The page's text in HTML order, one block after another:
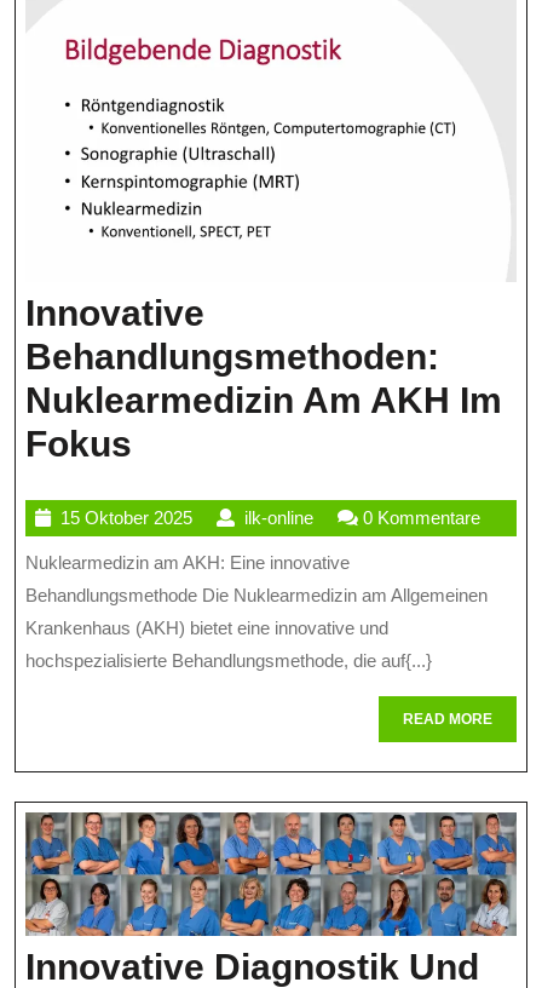
Innovative
Behandlungsmethoden:
Nuklearmedizin Am AKH Im
Fokus
Nuklearmedizin
Am
AKH
Im
15 Oktober 202515
Oktober
2025
ilk-onlineilk-
online
0 Kommentare
Nuklearmedizin am AKH: Eine innovative
Behandlungsmethode Die Nuklearmedizin am Allgemeinen
Krankenhaus (AKH) bietet eine innovative und
hochspezialisierte Behandlungsmethode, die auf{...}
READ MOREREAD
MORE
Innovative Diagnostik Und